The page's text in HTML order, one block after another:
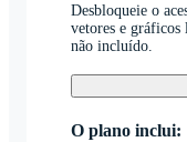
Desbloqueie o
vetores e gráficos
não incluído.
O plano inclui: